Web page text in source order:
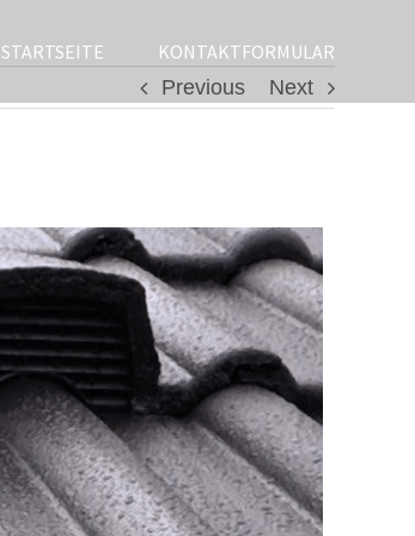
STARTSEITE
KONTAKTFORMULAR
Previous
Next